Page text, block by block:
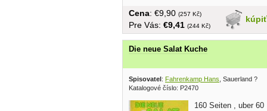
kúpiť
Cena: €9,90 (257 Kč)
Pre Vás: €9,41 (244 Kč)
Die neue Salat Kuche
Spisovatel : Fahrenkamp Hans , Sauerland ?
Katalogové číslo: P2470
160 Seiten , uber 60